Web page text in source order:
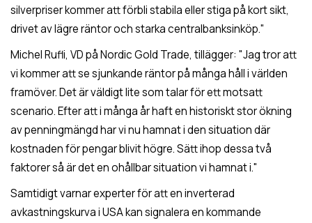
silverpriser kommer att förbli stabila eller stiga på kort sikt,
drivet av lägre räntor och starka centralbanksinköp."
Michel Rufli, VD på Nordic Gold Trade, tillägger: "Jag tror att
vi kommer att se sjunkande räntor på många håll i världen
framöver. Det är väldigt lite som talar för ett motsatt
scenario. Efter att i många år haft en historiskt stor ökning
av penningmängd har vi nu hamnat i den situation där
kostnaden för pengar blivit högre. Sätt ihop dessa två
faktorer så är det en ohållbar situation vi hamnat i."
Samtidigt varnar experter för att en inverterad
avkastningskurva i USA kan signalera en kommande